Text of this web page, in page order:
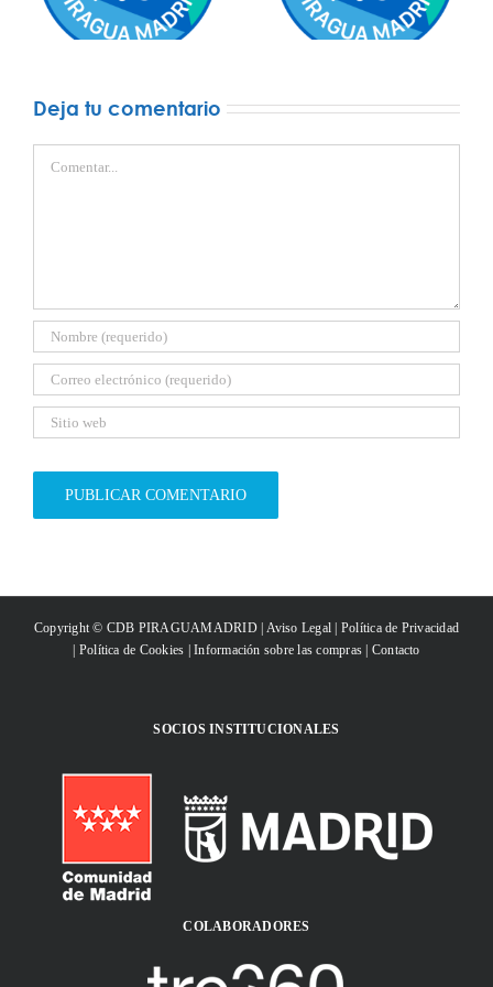
de mayo 2026
Deja tu comentario
Comentar
Copyright © CDB PIRAGUAMADRID | Aviso Legal
Política de Privacidad
Política de Cookies |Información sobre las compras Contacto
SOCIOS INSTITUCIONALES
COLABORADORES